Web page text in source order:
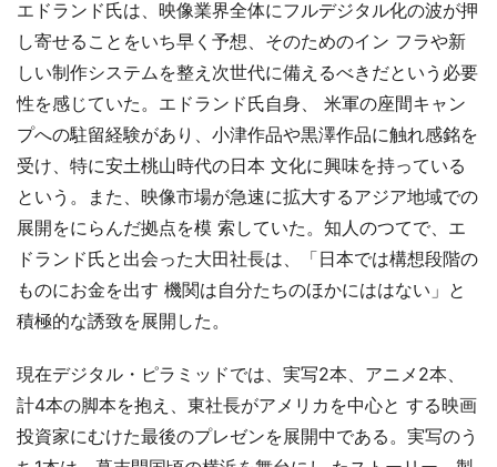
エドランド氏は、映像業界全体にフルデジタル化の波が押
し寄せることをいち早く予想、そのためのイン フラや新
しい制作システムを整え次世代に備えるべきだという必要
性を感じていた。エドランド氏自身、 米軍の座間キャン
プへの駐留経験があり、小津作品や黒澤作品に触れ感銘を
受け、特に安土桃山時代の日本 文化に興味を持っている
という。また、映像市場が急速に拡大するアジア地域での
展開をにらんだ拠点を模 索していた。知人のつてで、エ
ドランド氏と出会った大田社長は、「日本では構想段階の
ものにお金を出す 機関は自分たちのほかにははない」と
積極的な誘致を展開した。
現在デジタル・ピラミッドでは、実写2本、アニメ2本、
計4本の脚本を抱え、東社長がアメリカを中心と する映画
投資家にむけた最後のプレゼンを展開中である。実写のう